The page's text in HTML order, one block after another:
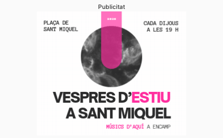
Publicitat